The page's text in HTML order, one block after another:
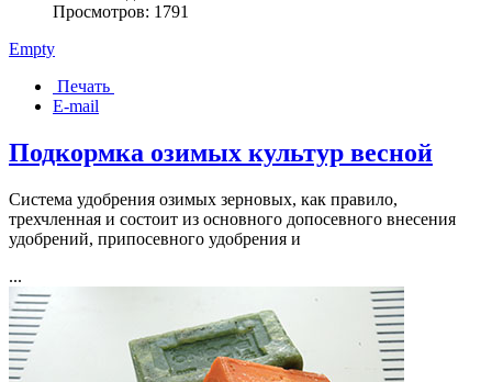
Просмотров: 1791
Empty
Печать
E-mail
Подкормка озимых культур весной
Система удобрения озимых зерновых, как правило,
трехчленная и состоит из основного допосевного внесения
удобрений, припосевного удобрения и
...